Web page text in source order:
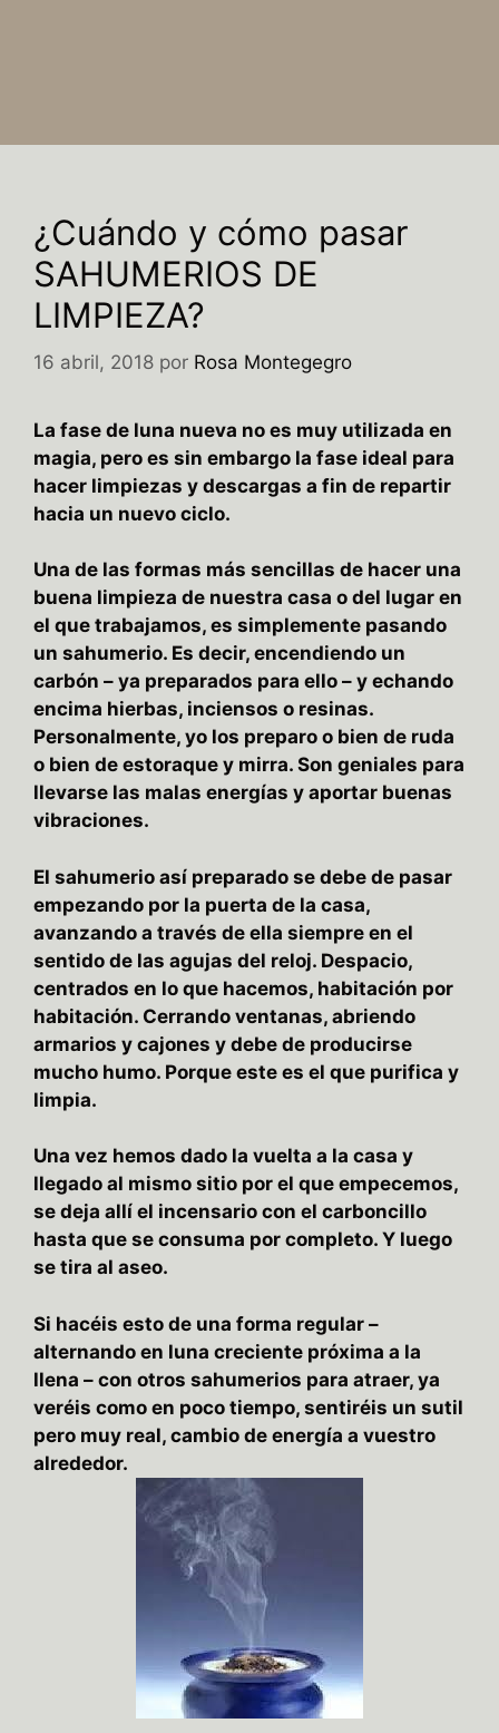
¿Cuándo y cómo pasar
SAHUMERIOS DE
LIMPIEZA?
16 abril, 2018 por Rosa Montegegro
La fase de luna nueva no es muy utilizada en
magia, pero es sin embargo la fase ideal para
hacer limpiezas y descargas a fin de repartir
hacia un nuevo ciclo.
Una de las formas más sencillas de hacer una
buena limpieza de nuestra casa o del lugar en
el que trabajamos, es simplemente pasando
un sahumerio. Es decir, encendiendo un
carbón – ya preparados para ello – y echando
encima hierbas, inciensos o resinas.
Personalmente, yo los preparo o bien de ruda
o bien de estoraque y mirra. Son geniales para
llevarse las malas energías y aportar buenas
vibraciones.
El sahumerio así preparado se debe de pasar
empezando por la puerta de la casa,
avanzando a través de ella siempre en el
sentido de las agujas del reloj. Despacio,
centrados en lo que hacemos, habitación por
habitación. Cerrando ventanas, abriendo
armarios y cajones y debe de producirse
mucho humo. Porque este es el que purifica y
limpia.
Una vez hemos dado la vuelta a la casa y
llegado al mismo sitio por el que empecemos,
se deja allí el incensario con el carboncillo
hasta que se consuma por completo. Y luego
se tira al aseo.
Si hacéis esto de una forma regular –
alternando en luna creciente próxima a la
llena – con otros sahumerios para atraer, ya
veréis como en poco tiempo, sentiréis un sutil
pero muy real, cambio de energía a vuestro
alrededor.